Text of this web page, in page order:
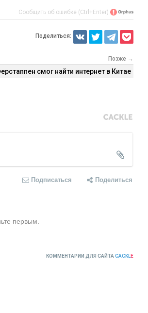
Сообщить об ошибке (Ctrl+Enter)
Поделиться:
Позже →
смог найти интернет в Китае
Подписаться Поделиться
первым.
КОММЕНТАРИИ ДЛЯ САЙТА CACKLE